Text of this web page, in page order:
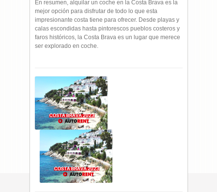
En resumen, alquilar un coche en la Costa Brava es la
mejor opción para disfrutar de todo lo que esta
impresionante costa tiene para ofrecer. Desde playas y
calas escondidas hasta pintorescos pueblos costeros y
faros históricos, la Costa Brava es un lugar que merece
ser explorado en coche.